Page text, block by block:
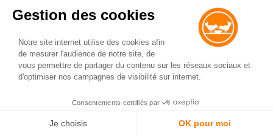
Gestion des cookies
Notre site internet utilise des cookies afin
de mesurer l'audience de notre site, de
vous permettre de partager du contenu sur les réseaux sociaux et
d'optimiser nos campagnes de visibilité sur internet.
Consentements certifiés par
Je choisis OK pour moi